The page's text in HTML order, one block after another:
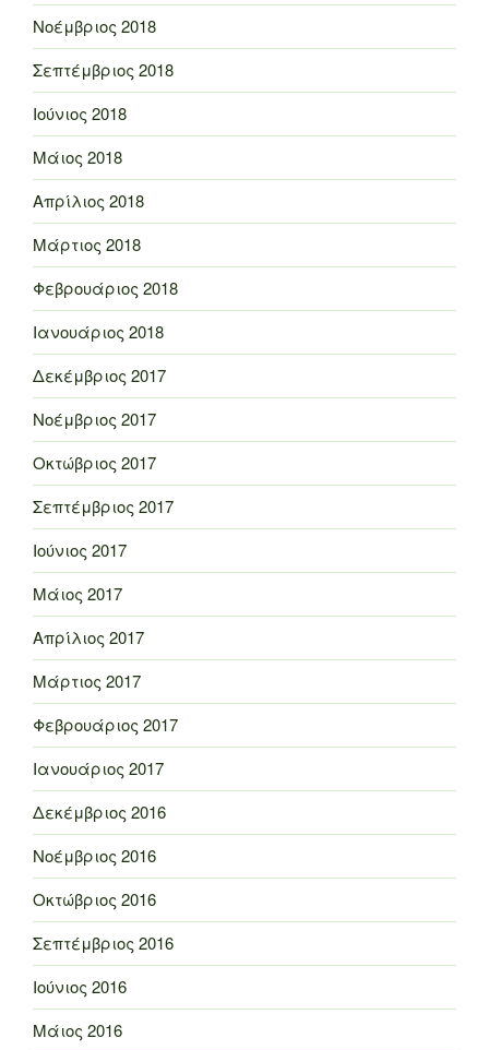
Νοέμβριος 2018
Σεπτέμβριος 2018
Ιούνιος 2018
Μάιος 2018
Απρίλιος 2018
Μάρτιος 2018
Φεβρουάριος 2018
Ιανουάριος 2018
Δεκέμβριος 2017
Νοέμβριος 2017
Οκτώβριος 2017
Σεπτέμβριος 2017
Ιούνιος 2017
Μάιος 2017
Απρίλιος 2017
Μάρτιος 2017
Φεβρουάριος 2017
Ιανουάριος 2017
Δεκέμβριος 2016
Νοέμβριος 2016
Οκτώβριος 2016
Σεπτέμβριος 2016
Ιούνιος 2016
Μάιος 2016